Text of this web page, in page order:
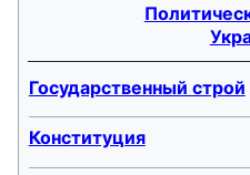
Государственный строй
Конституция